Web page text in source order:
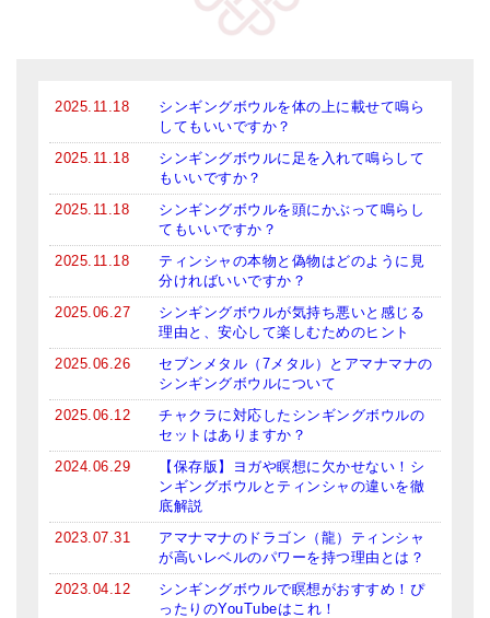
お得なアマナマナ・セット
特大シンギングボウル・特殊柄
スティック・マレット・リング（台座）
アマナマナのティンシャ
プレミアム・ティンシャ（L・M）
ベーシック・ティンシャ（4種）
チベット・真マントラ香
お香定期購入（ラクとくサブスク）
チベット高僧のオラクルカード
シンギングボウル入門本・CD
2025.11.18
シンギングボウルを体の上に載せて鳴ら
してもいいですか？
2025.11.18
シンギングボウルに足を入れて鳴らして
もいいですか？
2025.11.18
シンギングボウルを頭にかぶって鳴らし
てもいいですか？
2025.11.18
ティンシャの本物と偽物はどのように見
分ければいいですか？
2025.06.27
シンギングボウルが気持ち悪いと感じる
理由と、安心して楽しむためのヒント
2025.06.26
セブンメタル（7メタル）とアマナマナの
シンギングボウルについて
2025.06.12
チャクラに対応したシンギングボウルの
セットはありますか？
2024.06.29
【保存版】ヨガや瞑想に欠かせない！シ
ンギングボウルとティンシャの違いを徹
底解説
2023.07.31
アマナマナのドラゴン（龍）ティンシャ
が高いレベルのパワーを持つ理由とは？
2023.04.12
シンギングボウルで瞑想がおすすめ！ぴ
ったりのYouTubeはこれ！